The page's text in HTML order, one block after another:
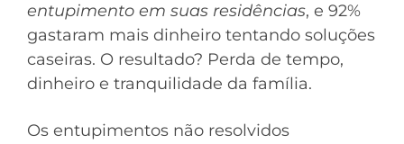
entupimento em suas residências, e 92%
gastaram mais dinheiro tentando soluções
caseiras. O resultado? Perda de tempo,
dinheiro e tranquilidade da família.
Os entupimentos não resolvidos